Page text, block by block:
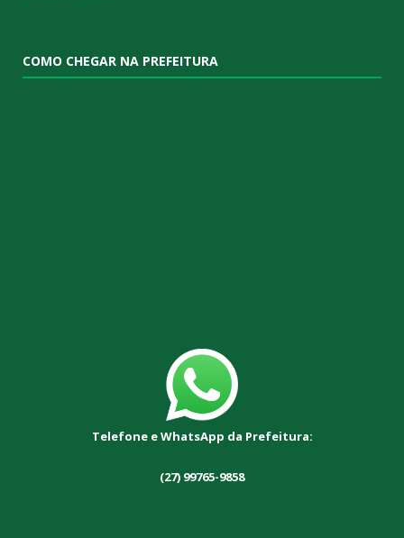
COMO CHEGAR NA PREFEITURA
Telefone e WhatsApp da Prefeitura:
(27) 99765-9858